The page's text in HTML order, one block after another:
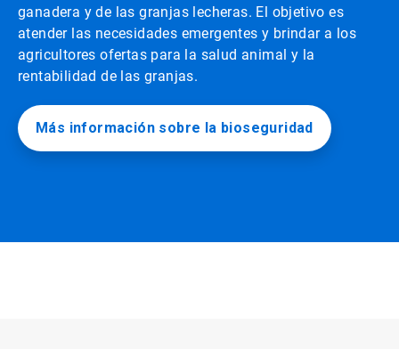
ganadera y de las granjas lecheras. El objetivo es
atender las necesidades emergentes y brindar a los
agricultores ofertas para la salud animal y la
rentabilidad de las granjas.
Más información sobre la bioseguridad